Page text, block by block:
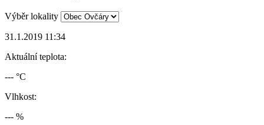
Výběr lokality
31.1.2019 11:34
Aktuální teplota:
--- °C
Vlhkost:
--- %